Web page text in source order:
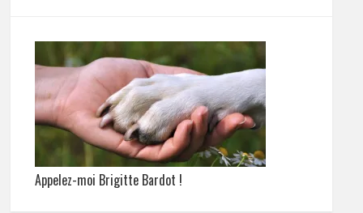
Appelez-moi Brigitte Bardot !